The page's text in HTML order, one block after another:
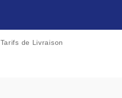
Tarifs de Livraison